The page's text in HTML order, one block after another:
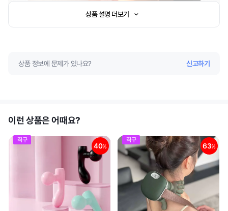
상품 설명 더보기
상품 정보에 문제가 있나요? 신고하기
이런 상품은 어때요?
직구
40%
직구
63%